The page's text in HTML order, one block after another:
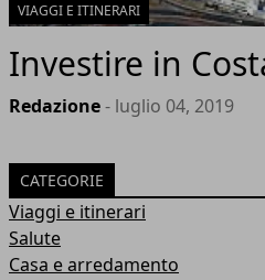
VIAGGI E ITINERARI
Investire in
Redazione- luglio 04, 2019
CATEGORIE
Viaggi e itinerari
Salute
Casa e arredamento